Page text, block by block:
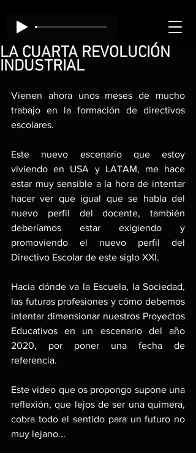
LA CUARTA REVOLUCIÓN
INDUSTRIAL
Vienen ahora unos meses de mucho
trabajo en la formación de directivos
escolares.
Este nuevo escenario que estoy
viviendo en USA y LATAM, me hace
estar muy sensible a la hora de intentar
hacer ver que igual que se habla del
nuevo perfil del docente, también
deberíamos estar exigiendo y
promoviendo el nuevo perfil del
Directivo Escolar de este siglo XXI.
Hacia dónde va la Escuela, la Sociedad,
las futuras profesiones y cómo debemos
intentar dimensionar nuestros Proyectos
Educativos en un escenario del año
2020, por poner una fecha de
referencia.
Este video que os propongo supone una
reflexión, que lejos de ser una quimera,
cobra todo el sentido para un futuro no
muy lejano...